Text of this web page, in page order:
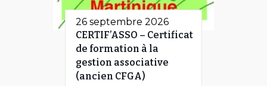
26 septembre 2026
CERTIF’ASSO – Certificat
de formation à la
gestion associative
(ancien CFGA)